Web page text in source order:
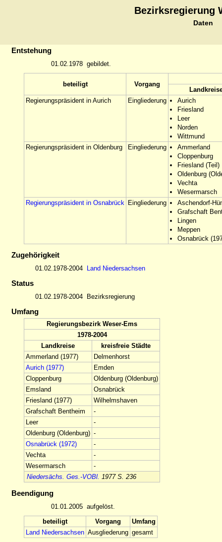
Bezirksregierung
Daten
Entstehung
01.02.1978 gebildet.
beteiligt Vorgang
Regierungspräsident in Aurich
Eingliederung
Aurich
Friesland
Leer
Norden
Wittmund
Regierungspräsident in Oldenburg
Eingliederung
Ammerland
Cloppenburg
Friesland (Teil)
Oldenburg
Vechta
Wesermarsch
Regierungspräsident in Osnabrück Eingliederung
Aschendorf-
Grafschaft
Lingen
Meppen
Osnabrück
Zugehörigkeit
01.02.1978-2004 Land Niedersachsen
Status
01.02.1978-2004 Bezirksregierung
Umfang
Regierungsbezirk Weser-Ems
1978-2004
Landkreise
kreisfreie Städte
Ammerland (1977)
Delmenhorst
Aurich (1977)
Emden
Cloppenburg
Oldenburg (Oldenburg)
Emsland
Osnabrück
Friesland (1977)
Wilhelmshaven
Grafschaft Bentheim
-
Leer
-
Oldenburg (Oldenburg) -
Osnabrück (1972)
-
Vechta
-
Wesermarsch
-
Niedersächs. Ges.-VOBl. 1977 S. 236
Beendigung
01.01.2005 aufgelöst.
beteiligt
Vorgang
Umfang
Land Niedersachsen Ausgliederung gesamt